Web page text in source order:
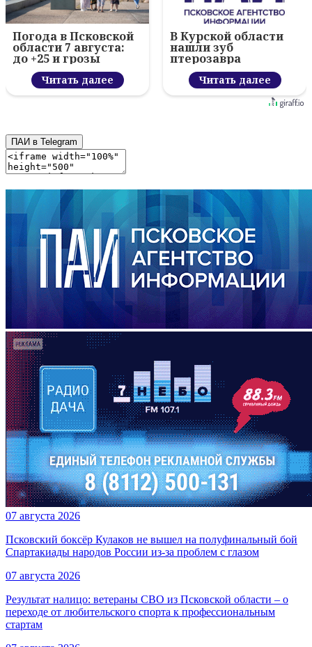
Погода в Псковской
области 7 августа:
до +25 и грозы
Читать далее
В Курской области
нашли зуб
птерозавра
Читать далее
ПАИ в Telegram
07 августа 2026
Псковский боксёр Кулаков не вышел на полуфинальный бой
Спартакиады народов России из-за проблем с глазом
07 августа 2026
Результат налицо: ветераны СВО из Псковской области – о
переходе от любительского спорта к профессиональным
стартам